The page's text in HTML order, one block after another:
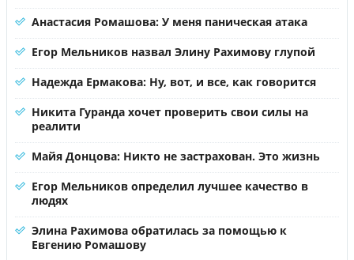
Анастасия Ромашова: У меня паническая атака
Егор Мельников назвал Элину Рахимову глупой
Надежда Ермакова: Ну, вот, и все, как говорится
Никита Гуранда хочет проверить свои силы на
реалити
Майя Донцова: Никто не застрахован. Это жизнь
Егор Мельников определил лучшее качество в
людях
Элина Рахимова обратилась за помощью к
Евгению Ромашову